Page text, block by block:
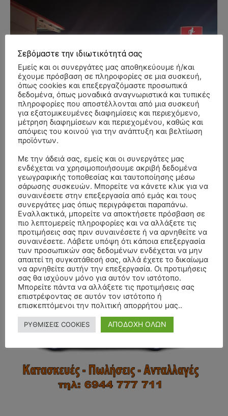
- Advertisment -
Σεβόμαστε την ιδιωτικότητά σας
Εμείς και οι συνεργάτες μας αποθηκεύουμε ή/και
έχουμε πρόσβαση σε πληροφορίες σε μια συσκευή,
όπως cookies και επεξεργαζόμαστε προσωπικά
δεδομένα, όπως μοναδικά αναγνωριστικά και τυπικές
πληροφορίες που αποστέλλονται από μια συσκευή
για εξατομικευμένες διαφημίσεις και περιεχόμενο,
μέτρηση διαφημίσεων και περιεχομένου, καθώς και
απόψεις του κοινού για την ανάπτυξη και βελτίωση
προϊόντων.
Με την άδειά σας, εμείς και οι συνεργάτες μας
ενδέχεται να χρησιμοποιήσουμε ακριβή δεδομένα
γεωγραφικής τοποθεσίας και ταυτοποίησης μέσω
σάρωσης συσκευών. Μπορείτε να κάνετε κλικ για να
συναινέσετε στην επεξεργασία από εμάς και τους
συνεργάτες μας όπως περιγράφεται παραπάνω.
Εναλλακτικά, μπορείτε να αποκτήσετε πρόσβαση σε
πιο λεπτομερείς πληροφορίες και να αλλάξετε τις
προτιμήσεις σας πριν συναινέσετε ή να αρνηθείτε να
συναινέσετε. Λάβετε υπόψη ότι κάποια επεξεργασία
των προσωπικών σας δεδομένων ενδέχεται να μην
απαιτεί τη συγκατάθεσή σας, αλλά έχετε το δικαίωμα
να αρνηθείτε αυτήν την επεξεργασία. Οι προτιμήσεις
σας θα ισχύουν μόνο για αυτόν τον ιστότοπο.
Μπορείτε πάντα να αλλάξετε τις προτιμήσεις σας
επιστρέφοντας σε αυτόν τον ιστότοπο ή
επισκεπτόμενοι την πολιτική απορρήτου μας..
ΡΥΘΜΙΣΕΙΣ COOKIES ΑΠΟΔΟΧΗ ΟΛΩΝ